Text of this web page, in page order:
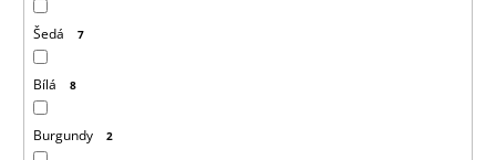
Šedá 7
Bílá 8
Burgundy 2